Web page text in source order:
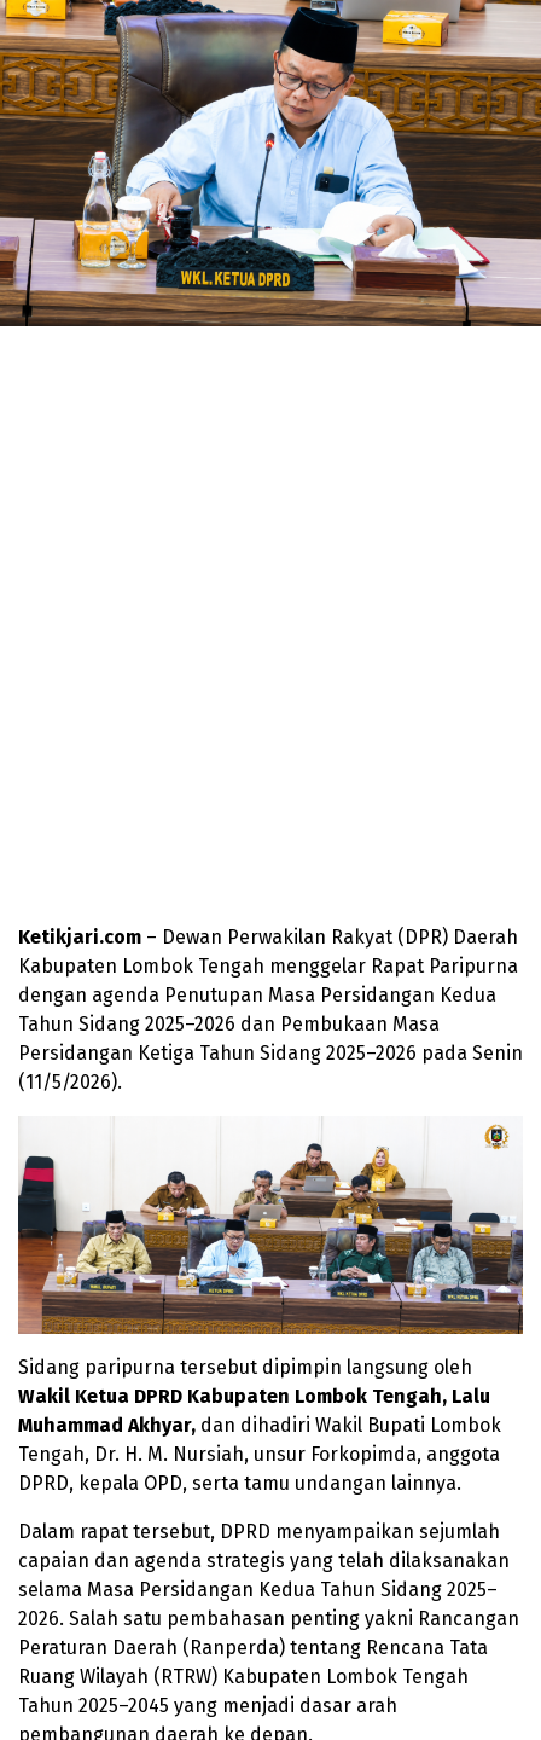
Ketikjari.com – Dewan Perwakilan Rakyat (DPR) Daerah
Kabupaten Lombok Tengah menggelar Rapat Paripurna
dengan agenda Penutupan Masa Persidangan Kedua
Tahun Sidang 2025–2026 dan Pembukaan Masa
Persidangan Ketiga Tahun Sidang 2025–2026 pada Senin
(11/5/2026).
Sidang paripurna tersebut dipimpin langsung oleh
Wakil Ketua DPRD Kabupaten Lombok Tengah, Lalu
Muhammad Akhyar, dan dihadiri Wakil Bupati Lombok
Tengah, Dr. H. M. Nursiah, unsur Forkopimda, anggota
DPRD, kepala OPD, serta tamu undangan lainnya.
Dalam rapat tersebut, DPRD menyampaikan sejumlah
capaian dan agenda strategis yang telah dilaksanakan
selama Masa Persidangan Kedua Tahun Sidang 2025–
2026. Salah satu pembahasan penting yakni Rancangan
Peraturan Daerah (Ranperda) tentang Rencana Tata
Ruang Wilayah (RTRW) Kabupaten Lombok Tengah
Tahun 2025–2045 yang menjadi dasar arah
pembangunan daerah ke depan.